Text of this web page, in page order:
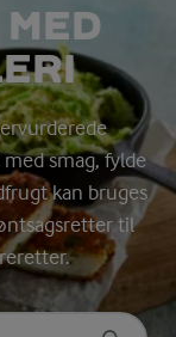
smag, fylde
kan bruges
til